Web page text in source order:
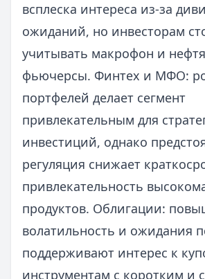
всплеска интереса из-за
ожиданий, но инвесторам
учитывать макрофон и
фьючерсы. Финтех и МФО:
портфелей делает сегмент
привлекательным для
инвестиций, однако
регуляция снижает
привлекательность
продуктов. Облигации:
волатильность и ожидания
поддерживают интерес к
инструментам с коротким и